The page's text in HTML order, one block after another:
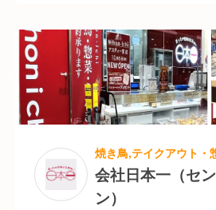
は海外進出も進めています。 ・嘉永年間に創業
し、人々の生活に密着した
展開を行い、日本全国に安
提案を推進しています。 厳
加工、熟練スタッフが店頭
家庭の食卓に安全で美味し
います。
焼き鳥,テイクアウト・
会社日本一（セ
ン）